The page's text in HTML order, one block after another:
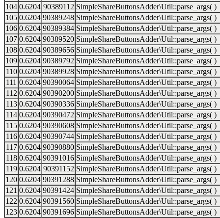
104 0.6204 90389112 SimpleShareButtonsAdder\Util::parse_args( )
105 0.6204 90389248 SimpleShareButtonsAdder\Util::parse_args( )
106 0.6204 90389384 SimpleShareButtonsAdder\Util::parse_args( )
107 0.6204 90389520 SimpleShareButtonsAdder\Util::parse_args( )
108 0.6204 90389656 SimpleShareButtonsAdder\Util::parse_args( )
109 0.6204 90389792 SimpleShareButtonsAdder\Util::parse_args( )
110 0.6204 90389928 SimpleShareButtonsAdder\Util::parse_args( )
111 0.6204 90390064 SimpleShareButtonsAdder\Util::parse_args( )
112 0.6204 90390200 SimpleShareButtonsAdder\Util::parse_args( )
113 0.6204 90390336 SimpleShareButtonsAdder\Util::parse_args( )
114 0.6204 90390472 SimpleShareButtonsAdder\Util::parse_args( )
115 0.6204 90390608 SimpleShareButtonsAdder\Util::parse_args( )
116 0.6204 90390744 SimpleShareButtonsAdder\Util::parse_args( )
117 0.6204 90390880 SimpleShareButtonsAdder\Util::parse_args( )
118 0.6204 90391016 SimpleShareButtonsAdder\Util::parse_args( )
119 0.6204 90391152 SimpleShareButtonsAdder\Util::parse_args( )
120 0.6204 90391288 SimpleShareButtonsAdder\Util::parse_args( )
121 0.6204 90391424 SimpleShareButtonsAdder\Util::parse_args( )
122 0.6204 90391560 SimpleShareButtonsAdder\Util::parse_args( )
123 0.6204 90391696 SimpleShareButtonsAdder\Util::parse_args( )